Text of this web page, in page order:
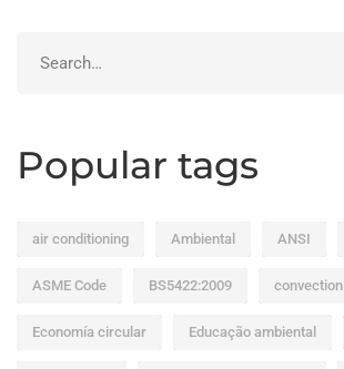
Popular tags
air conditioning Ambiental ANSI
ASME Code BS5422:2009 convection
Economía circular Educação ambiental